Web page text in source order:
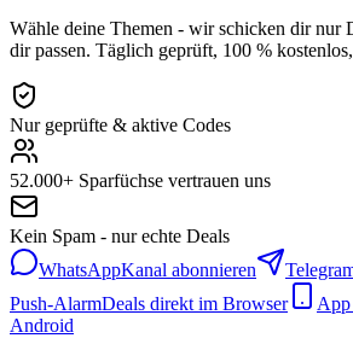
Wähle deine Themen - wir schicken dir nur
dir passen. Täglich geprüft, 100 %
Nur geprüfte & aktive Codes
52.000+ Sparfüchse vertrauen uns
Kein Spam - nur echte Deals
WhatsAppKanal abonnieren
Push-AlarmDeals direkt im Browser
Android